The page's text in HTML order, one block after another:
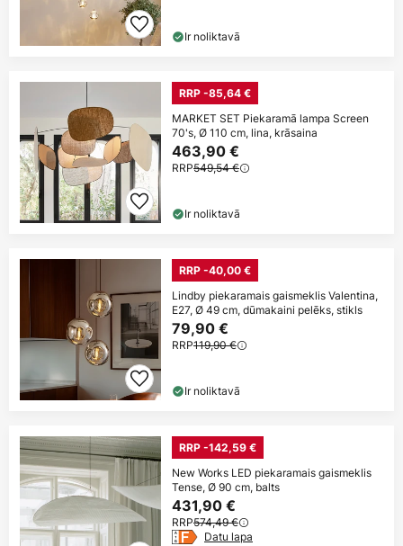
Ir noliktavā
RRP -85,64 €
MARKET SET Piekaramā lampa Screen
70's, Ø 110 cm, lina, krāsaina
463,90 €
RRP549,54 €
Ir noliktavā
RRP -40,00 €
Lindby piekaramais gaismeklis Valentina,
E27, Ø 49 cm, dūmakaini pelēks, stikls
79,90 €
RRP119,90 €
Ir noliktavā
RRP -142,59 €
New Works LED piekaramais gaismeklis
Tense, Ø 90 cm, balts
431,90 €
RRP574,49 €
Datu lapa